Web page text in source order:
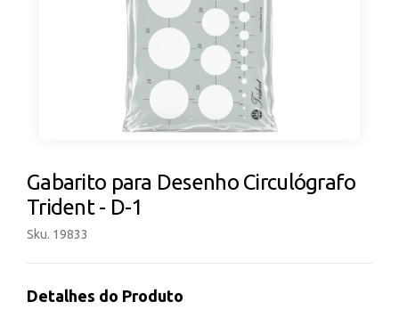
Gabarito para Desenho Circulógrafo
Trident - D-1
Sku. 19833
Detalhes do Produto